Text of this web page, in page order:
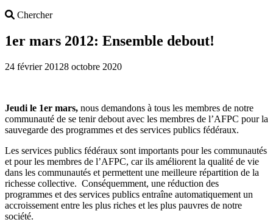
ChercherSearch
1er mars 2012: Ensemble debout!
24 février 20128 octobre 2020
Jeudi le 1er mars, nous demandons à tous les membres de notre
communauté de se tenir debout avec les membres de l’AFPC pour la
sauvegarde des programmes et des services publics fédéraux.
Les services publics fédéraux sont importants pour les communautés
et pour les membres de l’AFPC, car ils améliorent la qualité de vie
dans les communautés et permettent une meilleure répartition de la
richesse collective. Conséquemment, une réduction des
programmes et des services publics entraîne automatiquement un
accroissement entre les plus riches et les plus pauvres de notre
société.